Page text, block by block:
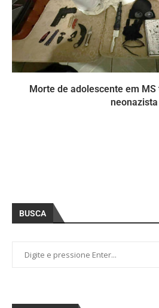
Morte de adolescente em
neonazista
BUSCA